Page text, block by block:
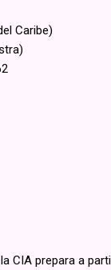
Caribe)
CIA prepara a